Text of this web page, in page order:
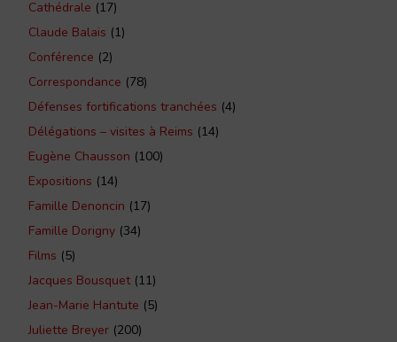
Cathédrale (17)
Claude Balais (1)
Conférence (2)
Correspondance (78)
Défenses fortifications tranchées (4)
Délégations – visites à Reims (14)
Eugène Chausson (100)
Expositions (14)
Famille Denoncin (17)
Famille Dorigny (34)
Films (5)
Jacques Bousquet(11)
Jean-Marie Hantute (5)
Juliette Breyer (200)